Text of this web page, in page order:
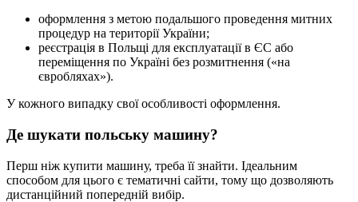
оформлення з метою подальшого проведення митних
процедур на території України;
реєстрація в Польщі для експлуатації в ЄС або
переміщення по Україні без розмитнення («на
євробляхах»).
У кожного випадку свої особливості оформлення.
Де шукати польську машину?
Перш ніж купити машину, треба її знайти. Ідеальним
способом для цього є тематичні сайти, тому що дозволяють
дистанційний попередній вибір.